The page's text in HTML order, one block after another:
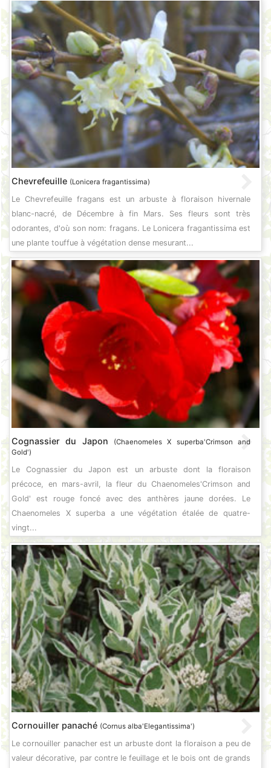
Chevrefeuille (Lonicera fragantissima)
Le Chevrefeuille fragans est un arbuste à floraison hivernale
blanc-nacré, de Décembre à fin Mars. Ses fleurs sont très
odorantes, d'où son nom: fragans. Le Lonicera fragantissima est
une plante touffue à végétation dense mesurant...
Cognassier du Japon
(Chaenomeles X superba'Crimson and
Gold')
Le Cognassier du Japon est un arbuste dont la floraison
précoce, en mars-avril, la fleur du Chaenomeles'Crimson and
Gold' est rouge foncé avec des anthères jaune dorées. Le
Chaenomeles X superba a une végétation étalée de quatre-
vingt...
Cornouiller panaché (Cornus alba'Elegantissima')
Le cornouiller panacher est un arbuste dont la floraison a peu de
valeur décorative, par contre le feuillage et le bois ont de grands